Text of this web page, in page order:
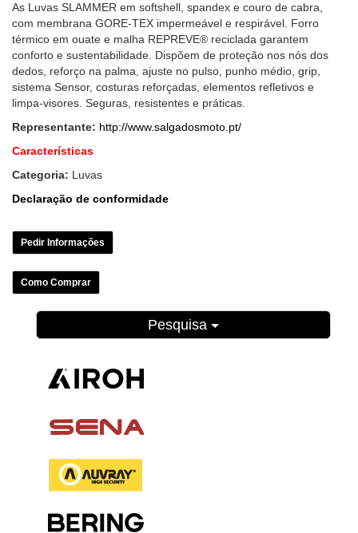
As Luvas SLAMMER em softshell, spandex e couro de cabra,
com membrana GORE-TEX impermeável e respirável. Forro
térmico em ouate e malha REPREVE® reciclada garantem
conforto e sustentabilidade. Dispõem de proteção nos nós dos
dedos, reforço na palma, ajuste no pulso, punho médio, grip,
sistema Sensor, costuras reforçadas, elementos refletivos e
limpa-visores. Seguras, resistentes e práticas.
Representante: http://www.salgadosmoto.pt/
Características
Categoria: Luvas
Declaração de conformidade
Pedir Informações
Como Comprar
Pesquisa